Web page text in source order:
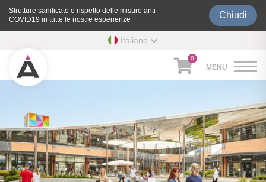
Strutture sanificate e rispetto delle misure anti
COVID19 in tutte le nostre esperienze
Chiudi
Italiano
0